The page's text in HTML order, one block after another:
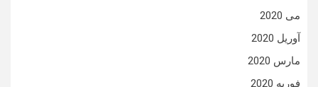
می 2020
آوریل 2020
مارس 2020
فوریه 2020